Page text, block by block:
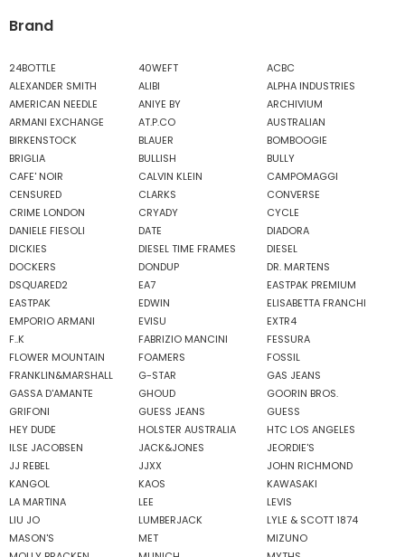
Brand
24BOTTLE 40WEFT
ACBC
ALEXANDER SMITH
ALIBI
ALPHA INDUSTRIES
AMERICAN NEEDLE
ANIYE BY
ARCHIVIUM
ARMANI EXCHANGE
AT.P.CO
AUSTRALIAN
BIRKENSTOCK
BLAUER
BOMBOOGIE
BRIGLIA
BULLISH
BULLY
CAFE' NOIR
CALVIN KLEIN
CAMPOMAGGI
CENSURED
CLARKS
CONVERSE
CRIME LONDON
CRYADY
CYCLE
DANIELE FIESOLI
DATE
DIADORA
DICKIES
DIESEL TIME FRAMES
DIESEL
DOCKERS
DONDUP
DR. MARTENS
DSQUARED2
EA7
EASTPAK PREMIUM
EASTPAK
EDWIN
ELISABETTA FRANCHI
EMPORIO ARMANI
EVISU
EXTR4
F..K
FABRIZIO MANCINI
FESSURA
FLOWER MOUNTAIN
FOAMERS
FOSSIL
FRANKLIN&MARSHALL
G-STAR
GAS JEANS
GASSA D'AMANTE
GHOUD
GOORIN BROS.
GRIFONI
GUESS JEANS
GUESS
HEY DUDE
HOLSTER AUSTRALIA
HTC LOS ANGELES
ILSE JACOBSEN
JACK&JONES
JEORDIE'S
JJ REBEL
JJXX
JOHN RICHMOND
KANGOL
KAOS
KAWASAKI
LA MARTINA
LEE
LEVIS
LIU JO
LUMBERJACK
LYLE & SCOTT 1874
MASON'S
MET
MIZUNO